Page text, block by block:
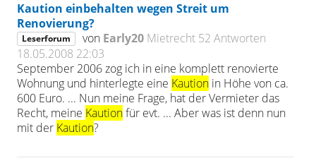
Kaution einbehalten wegen Streit um
Renovierung?
Leserforum von Early20 Mietrecht 52 Antworten
18.05.2008 22:03
September 2006 zog ich in eine komplett renovierte
Wohnung und hinterlegte eine Kaution in Höhe von ca.
600 Euro. ... Nun meine Frage, hat der Vermieter das
Recht, meine Kautionfür evt. ... Aber was ist denn nun
mit der Kaution?